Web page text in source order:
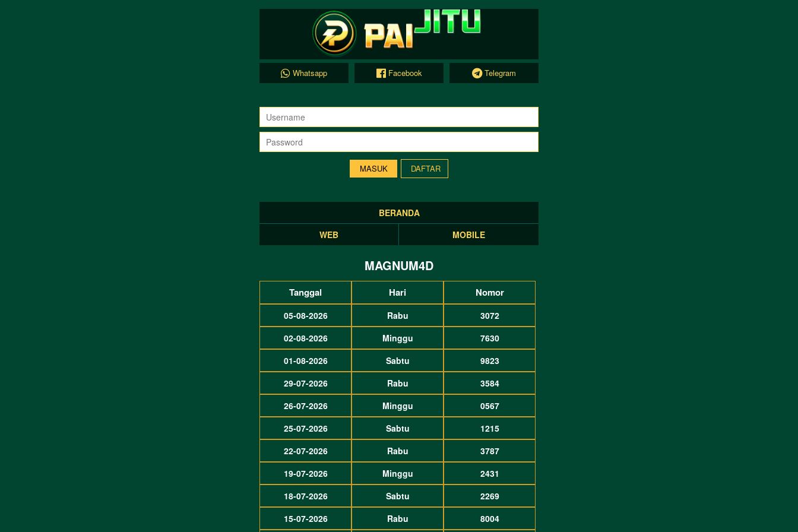
Whatsapp Facebook Telegram
DAFTAR
BERANDA
WEB
MOBILE
MAGNUM4D
Tanggal Hari Nomor
05-08-2026 Rabu
3072
02-08-2026
Minggu
7630
01-08-2026
Sabtu
9823
29-07-2026
Rabu
3584
26-07-2026
Minggu
0567
25-07-2026
Sabtu
1215
22-07-2026
Rabu
3787
19-07-2026
Minggu
2431
18-07-2026
Sabtu
2269
15-07-2026
Rabu 8004